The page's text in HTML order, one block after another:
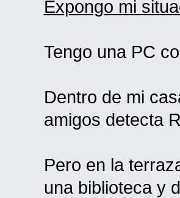
Expongo mi
Tengo una PC
Dentro de mi
amigos detecta
Pero en la
una biblioteca y